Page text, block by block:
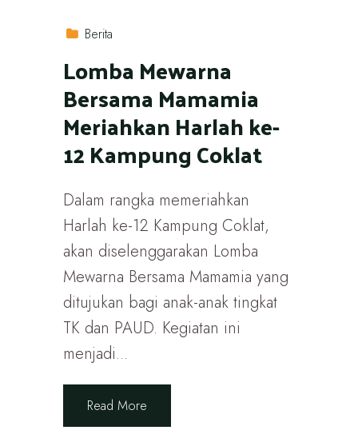
Berita
Lomba Mewarna
Bersama Mamamia
Meriahkan Harlah ke-
12 Kampung Coklat
Dalam rangka memeriahkan
Harlah ke-12 Kampung Coklat,
akan diselenggarakan Lomba
Mewarna Bersama Mamamia yang
ditujukan bagi anak-anak tingkat
TK dan PAUD. Kegiatan ini
menjadi...
Read More